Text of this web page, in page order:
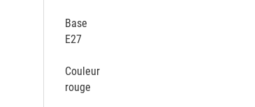
Base
E27
Couleur
rouge